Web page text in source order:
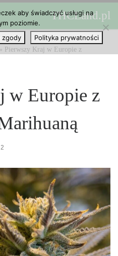
THCLand.pl
» Pierwszy Kraj w Europie z
w Europie z
aby świadczyć usługi na
poziomie.
zgody Polityka prywatności